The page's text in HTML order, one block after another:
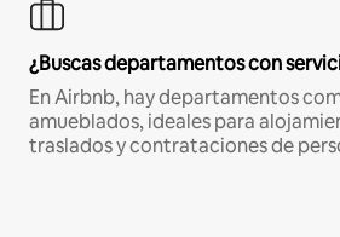
¿Buscas departamentos con
En Airbnb, hay departamentos
amueblados, ideales para
traslados y contrataciones de